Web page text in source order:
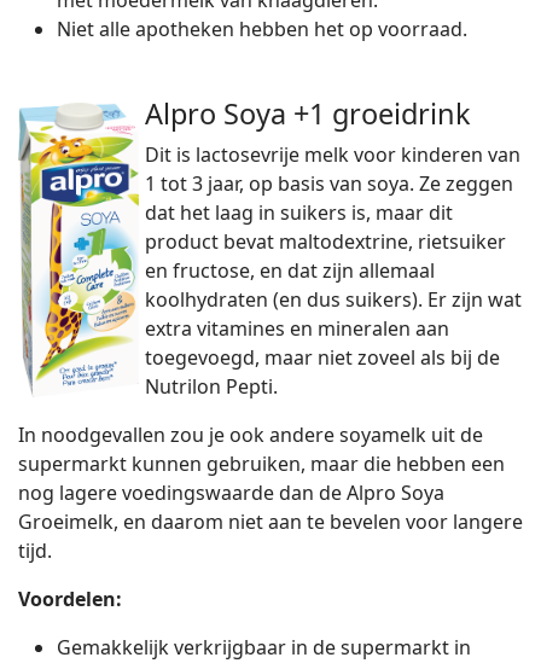
Niet alle apotheken hebben het op voorraad.
Alpro Soya +1 groeidrink
Dit is lactosevrije melk voor kinderen van
1 tot 3 jaar, op basis van soya. Ze zeggen
dat het laag in suikers is, maar dit
product bevat maltodextrine, rietsuiker
en fructose, en dat zijn allemaal
koolhydraten (en dus suikers). Er zijn wat
extra vitamines en mineralen aan
toegevoegd, maar niet zoveel als bij de
Nutrilon Pepti.
In noodgevallen zou je ook andere soyamelk uit de
supermarkt kunnen gebruiken, maar die hebben een
nog lagere voedingswaarde dan de Alpro Soya
Groeimelk, en daarom niet aan te bevelen voor langere
tijd.
Voordelen:
Gemakkelijk verkrijgbaar in de supermarkt in